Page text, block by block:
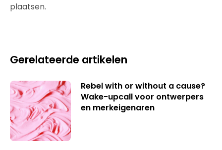
plaatsen.
Gerelateerde artikelen
Rebel with or without a cause?
Wake-upcall voor ontwerpers
en merkeigenaren